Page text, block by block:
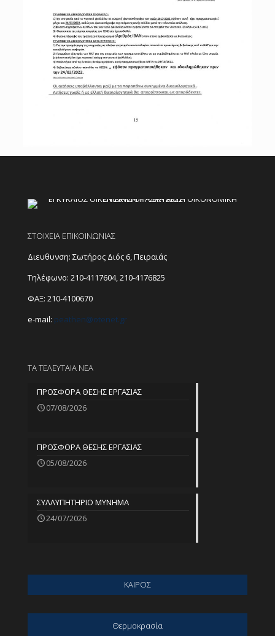
ΣΤΟΙΧΕΙΑ ΕΠΙΚΟΙΝΩΝΙΑΣ
Διευθυνση: Σωτήρος Διός 6, Πειραιάς
Τηλέφωνο: 210-4117604,210-4176825
ΦΑΞ: 210-4100670
e-mail: peathen@otenet.gr
ΤΑ ΤΕΛΕΥΤΑΙΑ ΝΕΑ
ΠΡΟΣΦΟΡΑ ΘΕΣΗΣ ΕΡΓΑΣΙΑΣ
07/08/2026
ΠΡΟΣΦΟΡΑ ΘΕΣΗΣ ΕΡΓΑΣΙΑΣ
05/08/2026
ΣΥΛΛΥΠΗΤΗΡΙΟ ΜΥΝΗΜΑ
24/07/2026
ΚΑΙΡΟΣ
Θερμοκρασία